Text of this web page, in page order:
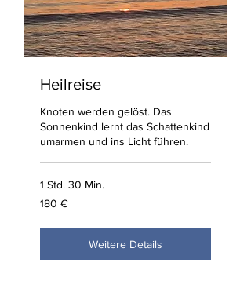
Heilreise
Knoten werden gelöst. Das
Sonnenkind lernt das Schattenkind
umarmen und ins Licht führen.
1 Std. 30 Min.
180
Euro
180 €
Weitere Details